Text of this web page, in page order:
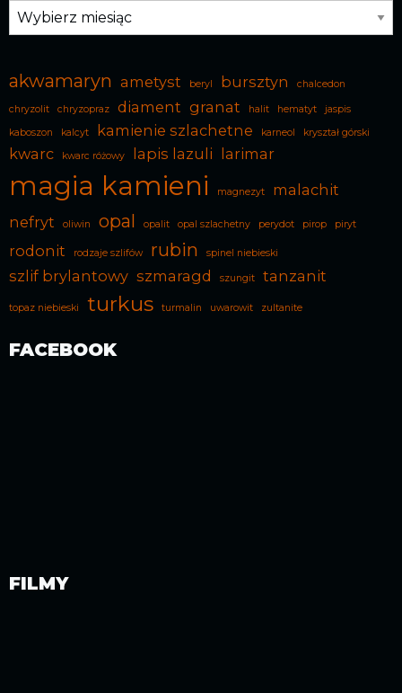
Archiwum
akwamaryn ametyst beryl bursztyn chalcedon
chryzolit chryzopraz diament granat halit hematyt
jaspis
kaboszon
kalcyt kamienie szlachetne karneol kryształ górski
kwarc kwarc różowy lapis lazuli larimar
magia kamieni magnezyt
malachit
nefryt
oliwin opal opalit opal szlachetny perydot pirop piryt
rodonit rodzaje szlifów rubin spinel niebieski
szlif brylantowy szmaragd szungit tanzanit
topaz niebieski turkus turmalin uwarowit zultanite
FACEBOOK
FILMY